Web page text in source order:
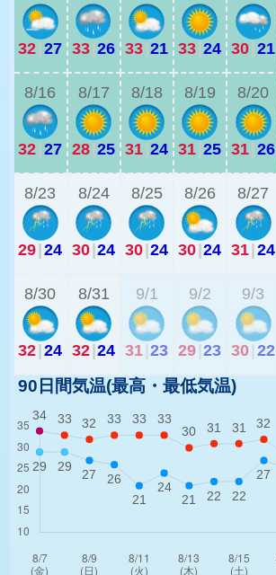
32|27 33|26 33|21 33|24 30|21
8/16
32|27
8/17
28|25
8/18
31|24
8/19
31|25
8/20
31|26
8/23
29|24
8/24
30|24
8/25
30|24
8/26
30|24
8/27
31|24
8/30
32|24
8/31
32|24
9/1
31 23
9/2
29 23
9/3
30 22
90日間気温(最高・最低気温)